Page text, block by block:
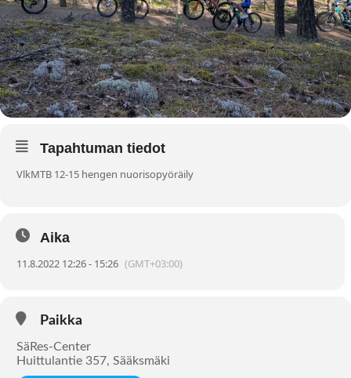
Tapahtuman tiedot
VlkMTB 12-15 hengen nuorisopyöräily
Aika
11.8.2022 12:26 - 15:26 (GMT+03:00)
Paikka
SäRes-Center
Huittulantie 357, Sääksmäki